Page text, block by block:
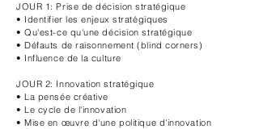
JOUR 1: Prise de décision stratégique
• Identifier les enjeux stratégiques
• Qu'est-ce qu'une décision stratégique
• Défauts de raisonnement (blind corners)
• Influence de la culture
JOUR 2: Innovation stratégique
• La pensée créative
• Le cycle de l'innovation
• Mise en œuvre d'une politique d'innovation